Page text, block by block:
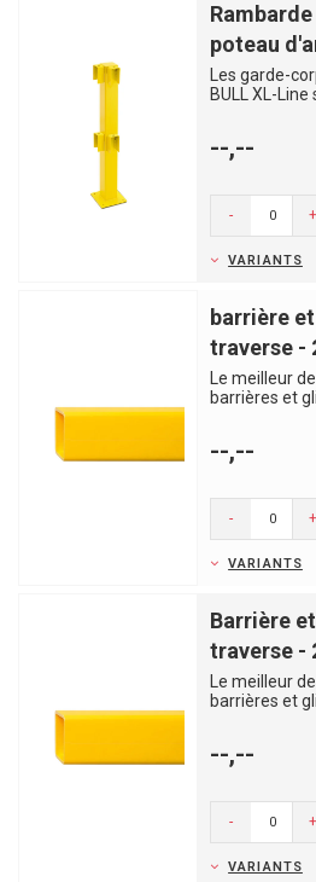
poteau
Les garde-
BULL XL-
--,--
- +
VARIANTS
barrière
traverse -
Le meilleur
barrières et
--,--
- +
VARIANTS
Barrière
traverse -
Le meilleur
barrières et
--,--
- +
VARIANTS